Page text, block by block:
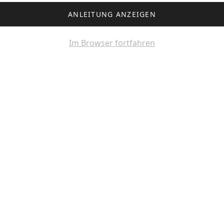
ANLEITUNG ANZEIGEN
Im Browser fortfahren